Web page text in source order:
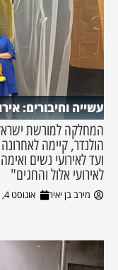
עשייה וחיבורים:
המחלקה למורשת
הולנדר, קיימה
ועד לאירועי נשים
לאירועי אלול והחגים"
מירב בן יאיר אוגוסט 4, 2026